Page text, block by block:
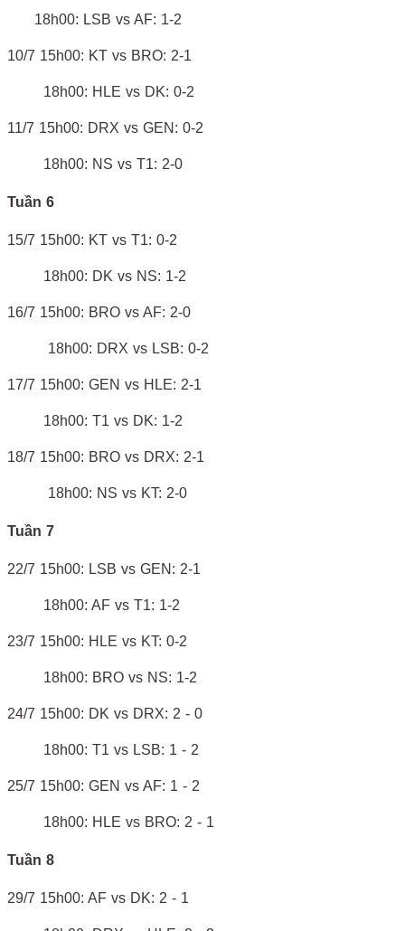
18h00: LSB vs AF: 1-2
10/7 15h00: KT vs BRO: 2-1
18h00: HLE vs DK: 0-2
11/7 15h00: DRX vs GEN: 0-2
18h00: NS vs T1: 2-0
Tuần 6
15/7 15h00: KT vs T1: 0-2
18h00: DK vs NS: 1-2
16/7 15h00: BRO vs AF: 2-0
18h00: DRX vs LSB: 0-2
17/7 15h00: GEN vs HLE: 2-1
18h00: T1 vs DK: 1-2
18/7 15h00: BRO vs DRX: 2-1
18h00: NS vs KT: 2-0
Tuần 7
22/7 15h00: LSB vs GEN: 2-1
18h00: AF vs T1: 1-2
23/7 15h00: HLE vs KT: 0-2
18h00: BRO vs NS: 1-2
24/7 15h00: DK vs DRX: 2 - 0
18h00: T1 vs LSB: 1 - 2
25/7 15h00: GEN vs AF: 1 - 2
18h00: HLE vs BRO: 2 - 1
Tuần 8
29/7 15h00: AF vs DK: 2 - 1